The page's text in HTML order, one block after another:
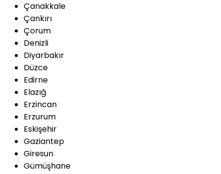
Çanakkale
Çankırı
Çorum
Denizli
Diyarbakır
Düzce
Edirne
Elazığ
Erzincan
Erzurum
Eskişehir
Gaziantep
Giresun
Gümüşhane